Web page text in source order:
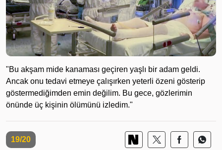
"Bu akşam mide kanaması geçiren yaşlı bir adam geldi.
Ancak onu tedavi etmeye çalışırken yeterli özeni gösterip
göstermediğimden emin değilim. Bu gece, gözlerimin
önünde üç kişinin ölümünü izledim."
19/20